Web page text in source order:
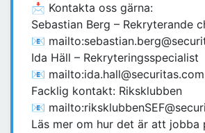
📩 Kontakta oss gärna:
Sebastian Berg – Rekryterande
📧
Ida Häll – Rekryteringsspecialist
📧 mailto:ida.hall@securitas.com
Facklig kontakt: Riksklubben
📧
Läs mer om hur det är att jobba